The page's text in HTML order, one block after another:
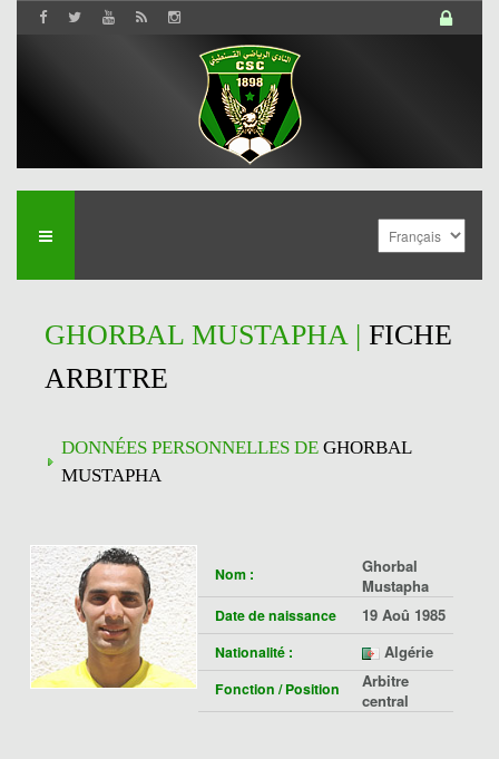
GHORBAL MUSTAPHA | FICHE
ARBITRE
DONNÉES PERSONNELLES DE GHORBAL
MUSTAPHA
Nom :
Ghorbal
Mustapha
Date de naissance 19 Aoû 1985
Nationalité : Algérie
Fonction / Position
Arbitre
central